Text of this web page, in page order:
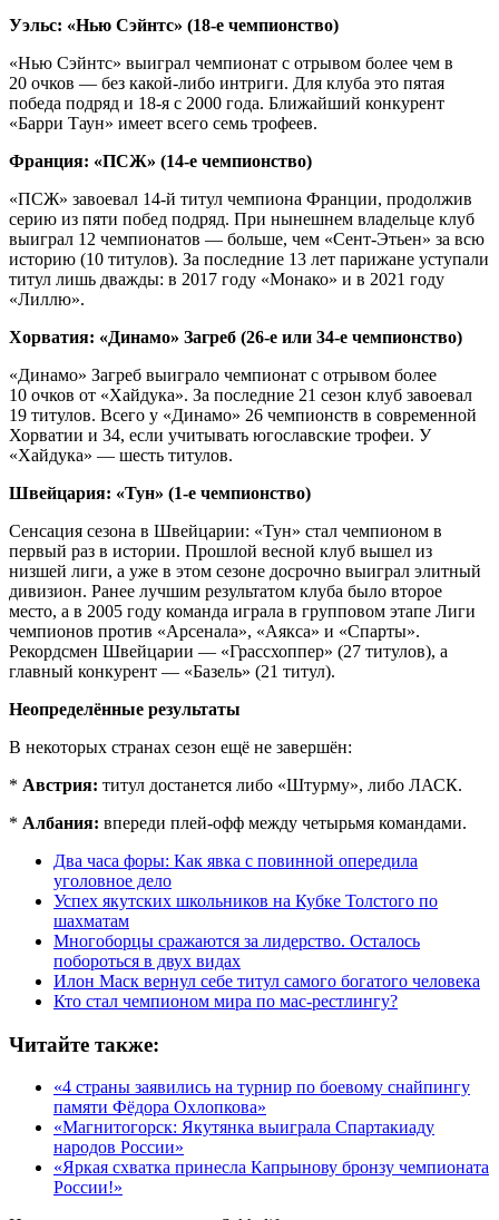
Уэльс: «Нью Сэйнтс» (18‑е чемпионство)
«Нью Сэйнтс» выиграл чемпионат с отрывом более чем в
20 очков — без какой‑либо интриги. Для клуба это пятая
победа подряд и 18‑я с 2000 года. Ближайший конкурент
«Барри Таун» имеет всего семь трофеев.
Франция: «ПСЖ» (14‑е чемпионство)
«ПСЖ» завоевал 14‑й титул чемпиона Франции, продолжив
серию из пяти побед подряд. При нынешнем владельце клуб
выиграл 12 чемпионатов — больше, чем «Сент‑Этьен» за всю
историю (10 титулов). За последние 13 лет парижане уступали
титул лишь дважды: в 2017 году «Монако» и в 2021 году
«Лиллю».
Хорватия: «Динамо» Загреб (26‑е или 34‑е чемпионство)
«Динамо» Загреб выиграло чемпионат с отрывом более
10 очков от «Хайдука». За последние 21 сезон клуб завоевал
19 титулов. Всего у «Динамо» 26 чемпионств в современной
Хорватии и 34, если учитывать югославские трофеи. У
«Хайдука» — шесть титулов.
Швейцария: «Тун» (1‑е чемпионство)
Сенсация сезона в Швейцарии: «Тун» стал чемпионом в
первый раз в истории. Прошлой весной клуб вышел из
низшей лиги, а уже в этом сезоне досрочно выиграл элитный
дивизион. Ранее лучшим результатом клуба было второе
место, а в 2005 году команда играла в групповом этапе Лиги
чемпионов против «Арсенала», «Аякса» и «Спарты».
Рекордсмен Швейцарии — «Грассхоппер» (27 титулов), а
главный конкурент — «Базель» (21 титул).
Неопределённые результаты
В некоторых странах сезон ещё не завершён:
* Австрия: титул достанется либо «Штурму», либо ЛАСК.
* Албания: впереди плей‑офф между четырьмя командами.
Два часа форы: Как явка с повинной опередила
уголовное дело
Успех якутских школьников на Кубке Толстого по
шахматам
Многоборцы сражаются за лидерство. Осталось
побороться в двух видах
Илон Маск вернул себе титул самого богатого человека
Кто стал чемпионом мира по мас-рестлингу?
Читайте также:
«4 страны заявились на турнир по боевому снайпингу
памяти Фёдора Охлопкова»
«Магнитогорск: Якутянка выиграла Спартакиаду
народов России»
«Яркая схватка принесла Капрынову бронзу чемпионата
России!»